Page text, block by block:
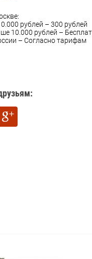
рублей – 300 рублей
10.000 рублей –
– Согласно тарифам